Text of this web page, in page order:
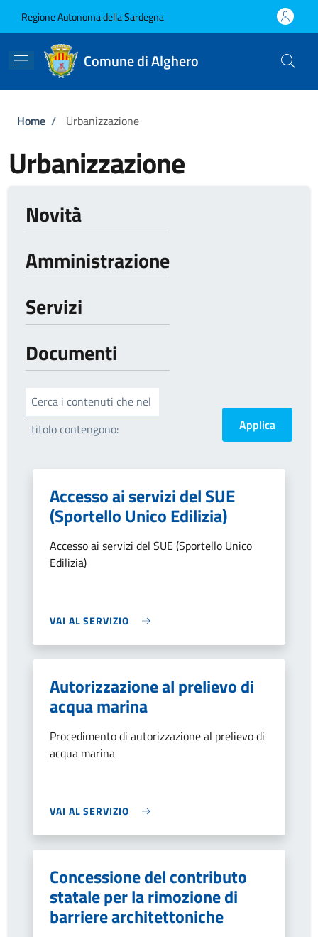
Regione Autonoma della Sardegna
Comune di Alghero
Briciole di pane
Home / Urbanizzazione
Urbanizzazione
Novità
Amministrazione
Servizi
Documenti
Cerca i contenuti che nel
titolo contengono:
Accesso ai servizi del SUE
(Sportello Unico Edilizia)
Accesso ai servizi del SUE (Sportello Unico
Edilizia)
VAI AL SERVIZIO
Autorizzazione al prelievo di
acqua marina
Procedimento di autorizzazione al prelievo di
acqua marina
VAI AL SERVIZIO
Concessione del contributo
statale per la rimozione di
barriere architettoniche